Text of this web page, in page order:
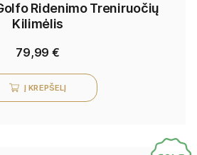
Ridenimo Treniruočių
Kilimėlis
79,99€
Į KREPŠELĮ